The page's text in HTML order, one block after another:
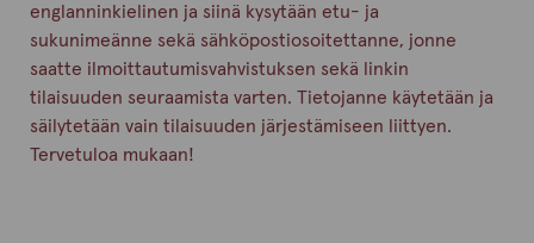
englanninkielinen ja siinä kysytään etu- ja
sukunimeänne sekä sähköpostiosoitettanne, jonne
saatte ilmoittautumisvahvistuksen sekä linkin
tilaisuuden seuraamista varten. Tietojanne käytetään ja
säilytetään vain tilaisuuden järjestämiseen liittyen.
Tervetuloa mukaan!